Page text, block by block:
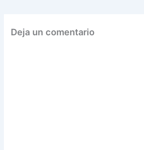
Deja un comentario